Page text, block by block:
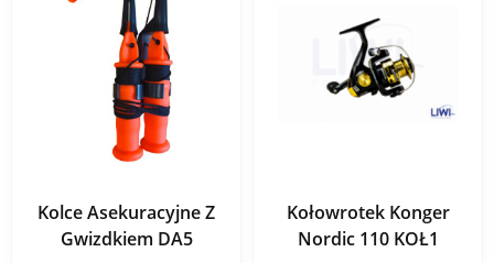
Kolce Asekuracyjne Z
Gwizdkiem DA5
Kołowrotek Konger
Nordic 110 KOŁ1